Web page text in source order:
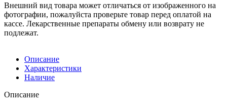
Внешний вид товара может отличаться от изображенного на
фотографии, пожалуйста проверьте товар перед оплатой на
кассе. Лекарственные препараты обмену или возврату не
подлежат.
Описание
Характеристики
Наличие
Описание